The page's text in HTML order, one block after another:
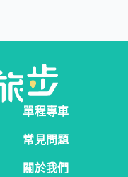
單程專車
常見問題
關於我們